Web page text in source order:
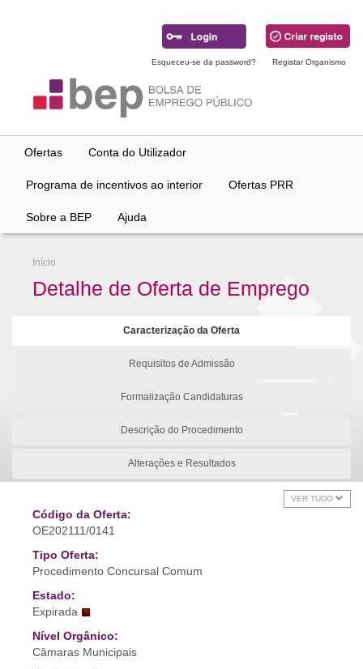
Esqueceu-se da password? Registar Organismo
Ofertas Conta do Utilizador
Programa de incentivos ao interior Ofertas PRR
Sobre a BEP Ajuda
Início
Detalhe de Oferta de Emprego
Caracterização da Oferta
Requisitos de Admissão
Formalização Candidaturas
Descrição do Procedimento
Alterações e Resultados
VER TUDO
Código da Oferta:
OE202111/0141
Tipo Oferta:
Procedimento Concursal Comum
Estado:
Expirada
Nível Orgânico:
Câmaras Municipais